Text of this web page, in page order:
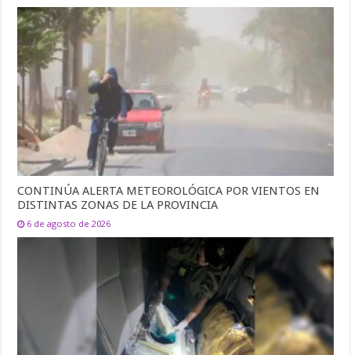
CONTINÚA ALERTA METEOROLÓGICA POR VIENTOS EN
DISTINTAS ZONAS DE LA PROVINCIA
6 de agosto de 2026